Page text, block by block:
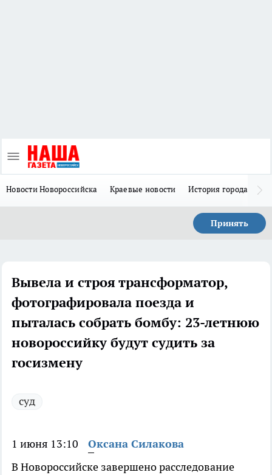
Новости Новороссийска Краевые новости История города Н
Принять
Вывела и строя трансформатор,
фотографировала поезда и
пыталась собрать бомбу: 23-летнюю
новороссийку будут судить за
госизмену
суд
1 июня 13:10
Оксана Силакова
В Новороссийске завершено расследование